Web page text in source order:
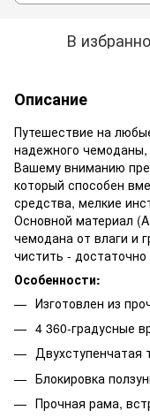
В
Описание
Путешествие на
надежного
Вашему вниманию
который способен
средства, мелкие
Основной материал
чемодана от влаги и
чистить -
Особенности:
Изготовлен ​​из
4 360-градусные
Двухступенчатая
Блокировка
Прочная рама,